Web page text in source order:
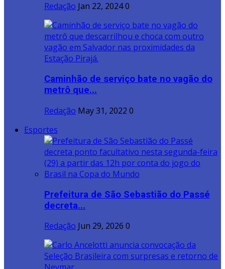
Redação Jan 22, 20240
Caminhão de serviço bate no vagão do
metrô que...
Redação May 31, 2022 0
Esportes
Prefeitura de São Sebastião do Passé
decreta...
Redação Jun 29, 2026 0